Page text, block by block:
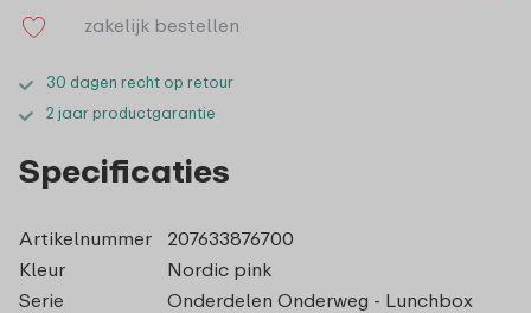
zakelijk bestellen
30 dagen recht op retour
2 jaar productgarantie
Specificaties
Artikelnummer
207633876700
Kleur
Nordic pink
Serie
Onderdelen Onderweg - Lunchbox